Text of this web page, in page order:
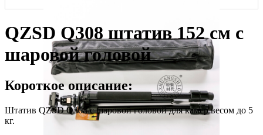
QZSD Q308 штатив 152 см с
шаровой головой
Короткое описание:
Штатив QZSD Q308 с шаровой головой для камер весом до 5
кг.